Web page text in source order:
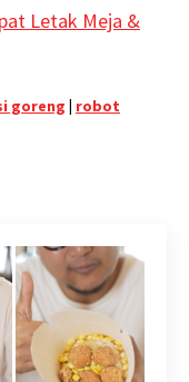
Letak Meja &
goreng robot